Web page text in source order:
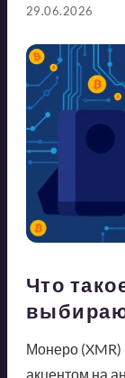
29.06.2026
Что
Монеро (XMR)
акцентом на